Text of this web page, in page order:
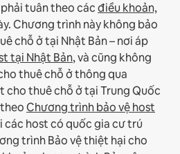
tuân theo cácđiều khoản,
Chương trình này không bảo
chỗ ở tại Nhật Bản – nơi áp
tại Nhật Bản, và cũng không
thuê chỗ ở thông qua
cho thuê chỗ ở tại Trung Quốc
Chương trình bảo vệ host
các host có quốc gia cư trú
trình Bảo vệ thiệt hại cho